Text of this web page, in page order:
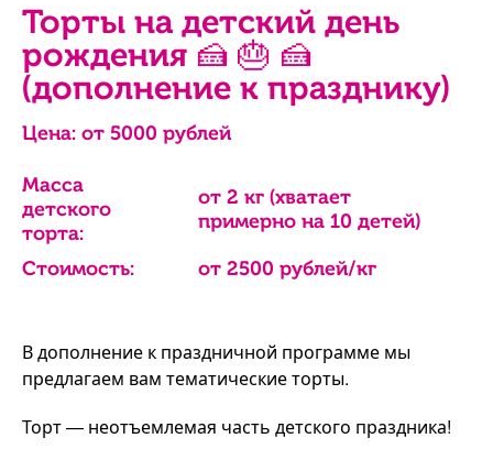
Торты на детский день
рождения 🍰 🎂 🍰
(дополнение к празднику)
Цена: от 5000 рублей
Масса
детского
торта:
от 2 кг (хватает
примерно на 10 детей)
Стоимость:
от 2500 рублей/кг
В дополнение к праздничной программе мы
предлагаем вам тематические торты.
Торт — неотъемлемая часть детского праздника!